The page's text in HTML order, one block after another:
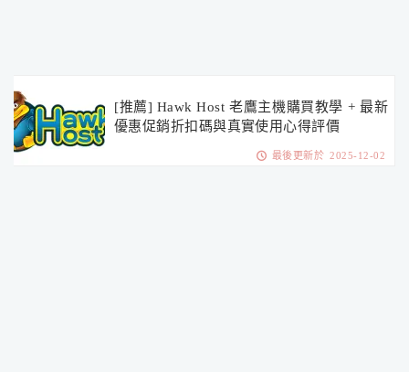
[推薦] Hawk Host 老鷹主機購買教學 + 最新
優惠促銷折扣碼與真實使用心得評價
最後更新於 2025-12-02